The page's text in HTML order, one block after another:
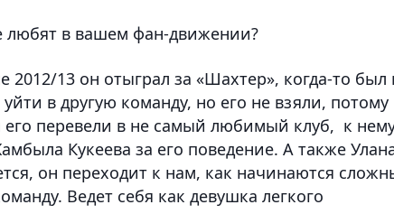
любят в вашем фан-движении?
13 он отыграл за «Шахтер», когда-то был
в другую команду, но его не взяли, потому
перевели в не самый любимый клуб, к
Кукеева за его поведение. А также
он переходит к нам, как начинаются
Ведет себя как девушка легкого